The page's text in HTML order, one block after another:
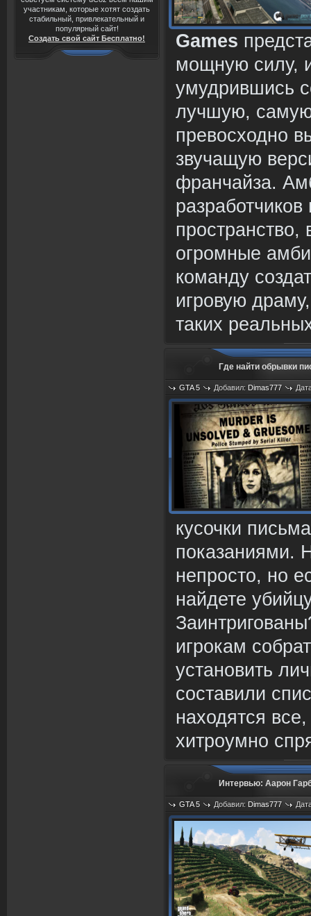
участникам, которые хотят создать
стабильный, привлекательный и
популярный сайт!
Создать свой сайт Бесплатно!
Games
мощную силу,
умудрившись
лучшую,
превосходно
звучащую
франчайза.
пространство,
огромные
команду
игровую
таких
Где найти обрывки
GTA 5 Добавил: Dimas777
кусочки
показаниями.
непросто, но
найдете
игрокам
установить
составили
находятся
хитроумно
Интервью: Аарон
GTA 5 Добавил: Dimas777